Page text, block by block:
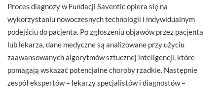
Proces diagnozy w Fundacji Saventic opiera się na
wykorzystaniu nowoczesnych technologii i indywidualnym
podejściu do pacjenta. Po zgłoszeniu objawów przez pacjenta
lub lekarza, dane medyczne są analizowane przy użyciu
zaawansowanych algorytmów sztucznej inteligencji, które
pomagają wskazać potencjalne choroby rzadkie. Następnie
zespół ekspertów – lekarzy specjalistów i diagnostów –